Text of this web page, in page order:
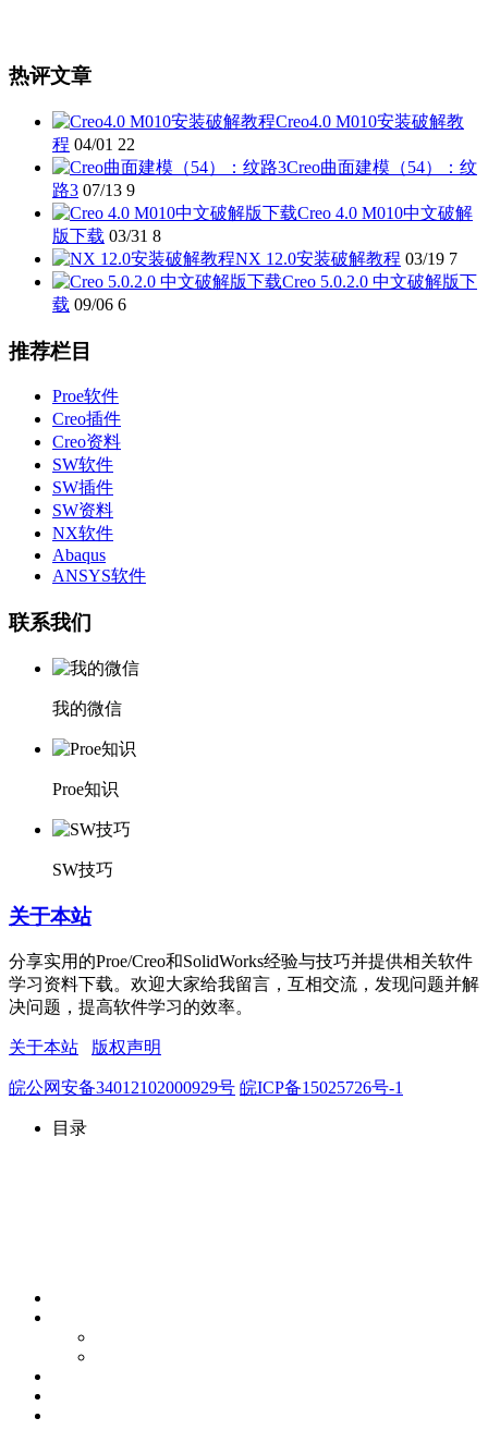
热评文章
Creo4.0 M010安装破解教
程 04/01 22
Creo曲面建模（54）：纹
路3 07/13 9
Creo 4.0 M010中文破解
版下载 03/31 8
NX 12.0安装破解教程 03/19 7
Creo 5.0.2.0 中文破解版下
载 09/06 6
推荐栏目
Proe软件
Creo插件
Creo资料
SW软件
SW插件
SW资料
NX软件
Abaqus
ANSYS软件
联系我们
我的微信
Proe知识
SW技巧
关于本站
分享实用的Proe/Creo和SolidWorks经验与技巧并提供相关软件
学习资料下载。欢迎大家给我留言，互相交流，发现问题并解
决问题，提高软件学习的效率。
关于本站 版权声明
皖公网安备34012102000929号 皖ICP备15025726号-1
目录